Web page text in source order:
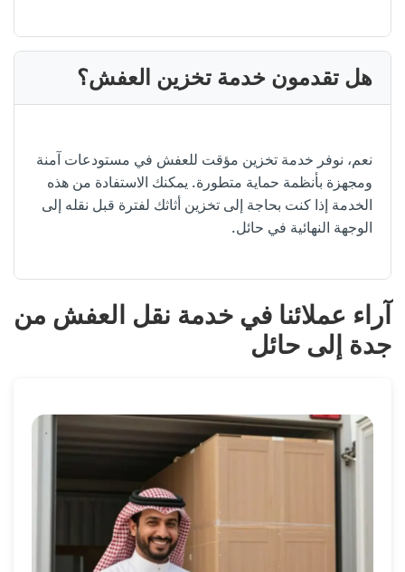
هل تقدمون خدمة تخزين العفش؟
نعم، نوفر خدمة تخزين مؤقت للعفش في مستودعات آمنة
ومجهزة بأنظمة حماية متطورة. يمكنك الاستفادة من هذه
الخدمة إذا كنت بحاجة إلى تخزين أثاثك لفترة قبل نقله إلى
الوجهة النهائية في حائل.
آراء عملائنا في خدمة نقل العفش من
جدة إلى حائل